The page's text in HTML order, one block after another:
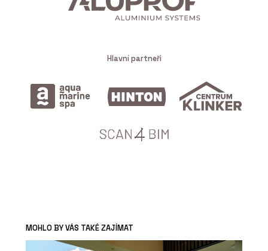
Hlavní partneři
MOHLO BY VÁS TAKÉ ZAJÍMAT